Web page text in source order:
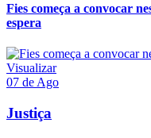
Fies começa a convocar
espera
Visualizar
07 de Ago
Justiça